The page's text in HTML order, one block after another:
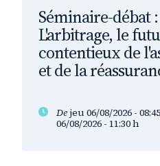
Séminaire-débat :
L'arbitrage, le
contentieux de
et de la
De jeu 06/08/2026 - 08:45
06/08/2026 - 11:30h